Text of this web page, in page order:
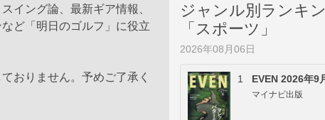
イング論、最新ギア情報、
ど「明日のゴルフ」に役立
おりません。予めご了承く
ジャンル別ランキ
「スポーツ」
2026年08月06日
1 EVEN 2026年9
マイナビ出版